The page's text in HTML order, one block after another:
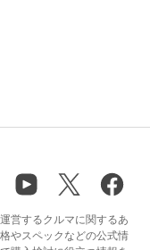
営するクルマに関するあ
やスペックなどの公式情